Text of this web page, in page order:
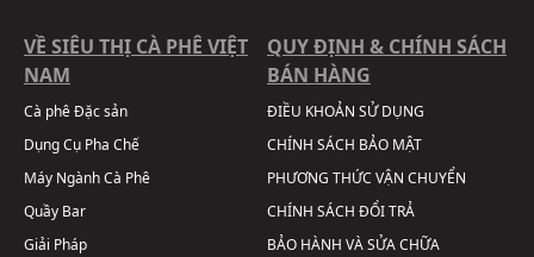
VỀ SIÊU THỊ CÀ PHÊ VIỆT
NAM
Cà phê Đặc sản
Dụng Cụ Pha Chế
Máy Ngành Cà Phê
Quầy Bar
Giải Pháp
QUY ĐỊNH & CHÍNH SÁCH
BÁN HÀNG
ĐIỀU KHOẢN SỬ DỤNG
CHÍNH SÁCH BẢO MẬT
PHƯƠNG THỨC VẬN CHUYỂN
CHÍNH SÁCH ĐỔI TRẢ
BẢO HÀNH VÀ SỬA CHỮA